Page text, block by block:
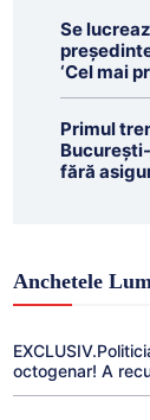
Se
‘Cel mai
Primul
fără
Anchetele
octogenar! A